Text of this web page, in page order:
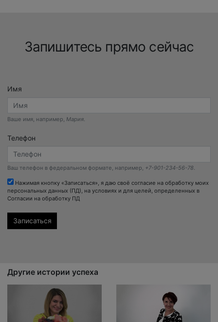
Запишитесь прямо сейчас
Имя
Ваше имя, например, Мария
Телефон
Ваш телефон в федеральном формате, например, +7-901-234-56-78.
Нажимая кнопку «Записаться», я даю своё согласие на обработку моих
персональных данных (ПД), на условиях и для целей, определенных в
Согласии на обработку ПД
Другие истории успеха